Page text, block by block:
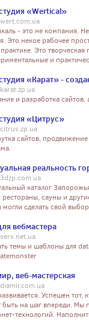
«Wertical»
- это не компания.
Это некое рабочее
Это
и
«Карат» -
и разработка
«Цитрус»
сайтов,
реальность
каталог
сауны и
сделать свой
вебмастера
темы и шаблоны для
веб-мастерская
Успешен тот,
быть на шаг впереди. Мы
технологий.